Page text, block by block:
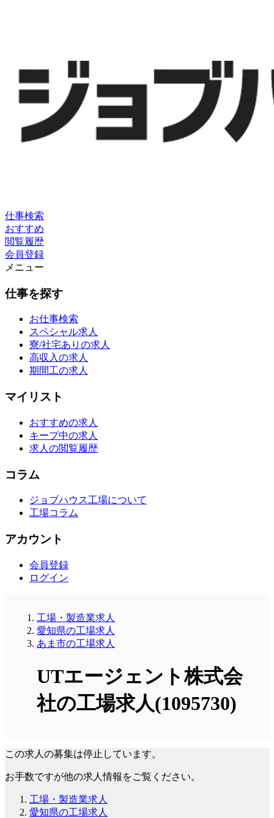
仕事検索
おすすめ
閲覧履歴
会員登録
メニュー
仕事を探す
お仕事検索
スペシャル求人
寮/社宅ありの求人
高収入の求人
期間工の求人
マイリスト
おすすめの求人
キープ中の求人
求人の閲覧履歴
コラム
ジョブハウス工場について
工場コラム
アカウント
会員登録
ログイン
工場・製造業求人
愛知県の工場求人
あま市の工場求人
UTエージェント株式会
社の工場求人(1095730)
この求人の募集は停止しています。
お手数ですが他の求人情報をご覧ください。
工場・製造業求人
愛知県の工場求人